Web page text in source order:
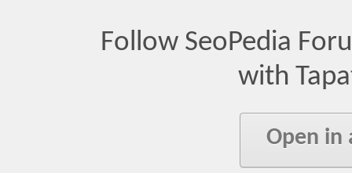
Follow SeoPedia
with
Open in